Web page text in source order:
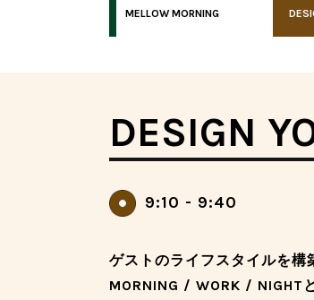
MELLOW MORNING
DESIGN
9:10 - 9:40
ゲストのライフスタイルを構
MORNING / WORK / NIGHT